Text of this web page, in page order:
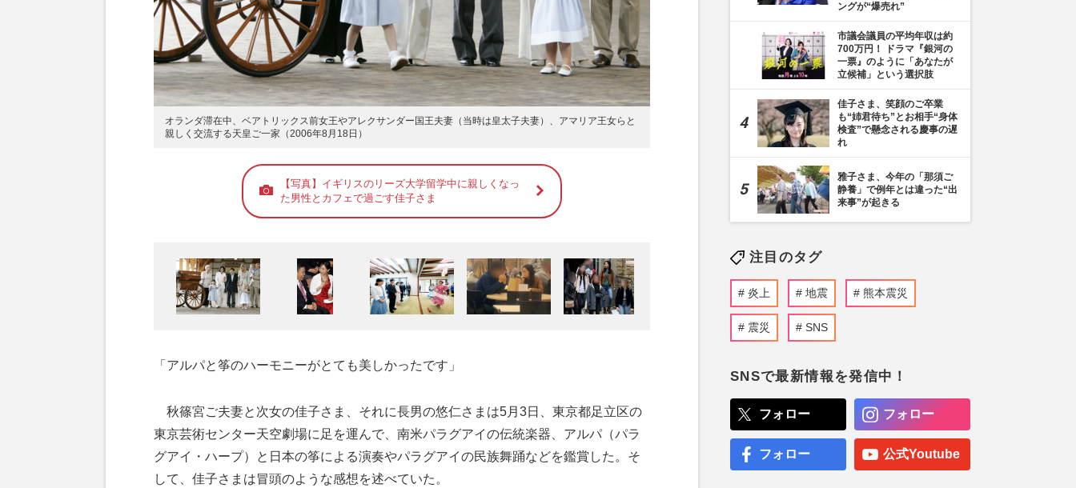
オランダ滞在中、ベアトリックス前女王やアレクサンダー国王夫妻（当時は皇太子夫妻）、アマリア王女らと
親しく交流する天皇ご一家（2006年8月18日）
【写真】イギリスのリーズ大学留学中に親しくなっ
た男性とカフェで過ごす佳子さま
「アルパと筝のハーモニーがとても美しかったです」
秋篠宮ご夫妻と次女の佳子さま、それに長男の悠仁さまは5月3日、東京都足立区の
東京芸術センター天空劇場に足を運んで、南米パラグアイの伝統楽器、アルパ（パラ
グアイ・ハープ）と日本の筝による演奏やパラグアイの民族舞踊などを鑑賞した。そ
して、佳子さまは冒頭のような感想を述べていた。
ングが“爆売れ”
市議会議員の平均年収は約
700万円！ ドラマ『銀河の
一票』のように「あなたが
立候補」という選択肢
佳子さま、笑顔のご卒業
も“姉君待ち”とお相手“身体
検査”で懸念される慶事の遅
れ
雅子さま、今年の「那須ご
静養」で例年とは違った“出
来事”が起きる
注目のタグ
炎上 地震 熊本震災
震災 SNS
SNSで最新情報を発信中！
フォロー フォロー
フォロー 公式Youtube